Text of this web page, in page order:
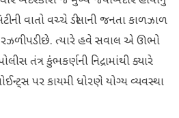
વાતો વચ્ચે ડીસાની જનતા કાળઝાળ
રઝળી પડી છે. ત્યારે હવે સવાલ એ ઊભો
તંત્ર કુંભકર્ણની નિદ્રામાંથી ક્યારે
પર કાયમી ધોરણે યોગ્ય વ્યવસ્થા